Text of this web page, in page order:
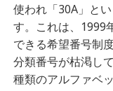
使われ「30A」と
す。これは、1999
できる希望番号制
分類番号が枯渇し
種類のアルファベ